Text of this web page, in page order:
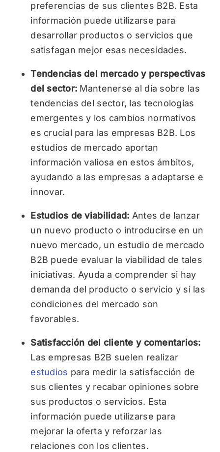
preferencias de sus clientes B2B. Esta
información puede utilizarse para
desarrollar productos o servicios que
satisfagan mejor esas necesidades.
Tendencias del mercado y perspectivas
del sector: Mantenerse al día sobre las
tendencias del sector, las tecnologías
emergentes y los cambios normativos
es crucial para las empresas B2B. Los
estudios de mercado aportan
información valiosa en estos ámbitos,
ayudando a las empresas a adaptarse e
innovar.
Estudios de viabilidad: Antes de lanzar
un nuevo producto o introducirse en un
nuevo mercado, un estudio de mercado
B2B puede evaluar la viabilidad de tales
iniciativas. Ayuda a comprender si hay
demanda del producto o servicio y si las
condiciones del mercado son
favorables.
Satisfacción del cliente y comentarios:
Las empresas B2B suelen realizar
estudios para medir la satisfacción de
sus clientes y recabar opiniones sobre
sus productos o servicios. Esta
información puede utilizarse para
mejorar la oferta y reforzar las
relaciones con los clientes.